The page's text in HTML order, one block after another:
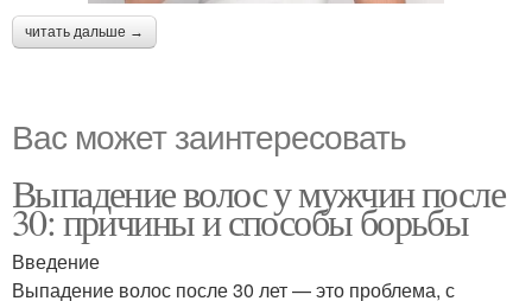
читать дальше →
Вас может заинтересовать
Выпадение волос у мужчин после
30: причины и способы борьбы
Введение
Выпадение волос после 30 лет — это проблема, с